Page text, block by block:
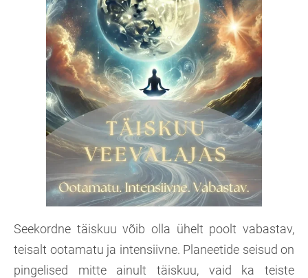
Seekordne täiskuu võib olla ühelt poolt vabastav,
teisalt ootamatu ja intensiivne. Planeetide seisud on
pingelised mitte ainult täiskuu, vaid ka teiste